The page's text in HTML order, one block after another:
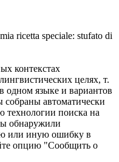
ricetta speciale: stufato di
контекстах
целях, т.
одном языке и вариантов
собраны автоматически
технологии поиска на
обнаружили
или иную ошибку в
опцию "Сообщить о